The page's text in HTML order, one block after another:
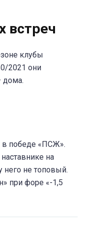
встреч
клубы
2021 они
дома.
в победе «ПСЖ».
на
него не топовый.
при форе «-1,5